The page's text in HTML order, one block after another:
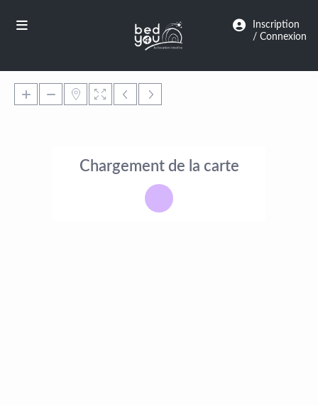
Inscription
/ Connexion
Chargement de la carte